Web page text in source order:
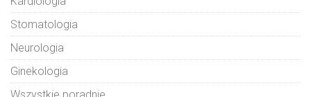
Stomatologia
Neurologia
Ginekologia